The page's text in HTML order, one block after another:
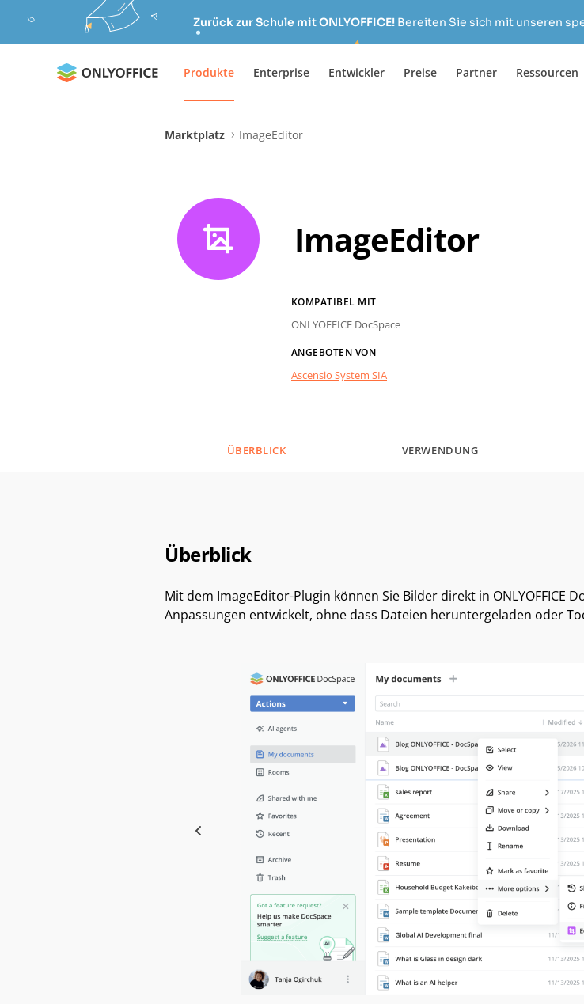
Zurück zur Schule mit ONLYOFFICE!Bereiten Sie sich mit unseren
Produkte Enterprise Entwickler Preise Partner Ressourcen
Marktplatz ImageEditor
ImageEditor
KOMPATIBEL MIT
ONLYOFFICE DocSpace
ANGEBOTEN VON
Ascensio System SIA
ÜBERBLICK VERWENDUNG
Überblick
Mit dem ImageEditor-Plugin können Sie Bilder direkt in ONLYOFFICE
Anpassungen entwickelt, ohne dass Dateien heruntergeladen oder